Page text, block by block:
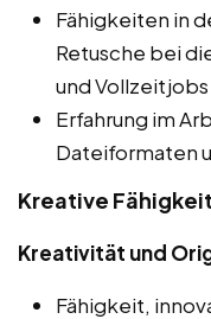
Fähigkeiten in
Retusche bei
und Vollzeitjobs
Erfahrung im
Dateiformaten
Kreative
Kreativität und
Fähigkeit,